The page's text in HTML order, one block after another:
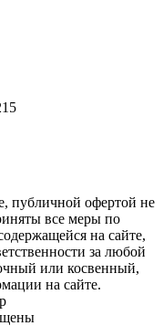
публичной офертой не
все меры по
на сайте,
за любой
или косвенный,
на сайте.